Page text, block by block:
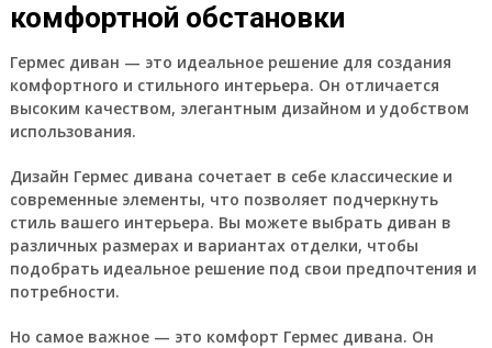
комфортной обстановки
Гермес диван — это идеальное решение для создания
комфортного и стильного интерьера. Он отличается
высоким качеством, элегантным дизайном и удобством
использования.
Дизайн Гермес дивана сочетает в себе классические и
современные элементы, что позволяет подчеркнуть
стиль вашего интерьера. Вы можете выбрать диван в
различных размерах и вариантах отделки, чтобы
подобрать идеальное решение под свои предпочтения и
потребности.
Но самое важное — это комфорт Гермес дивана. Он